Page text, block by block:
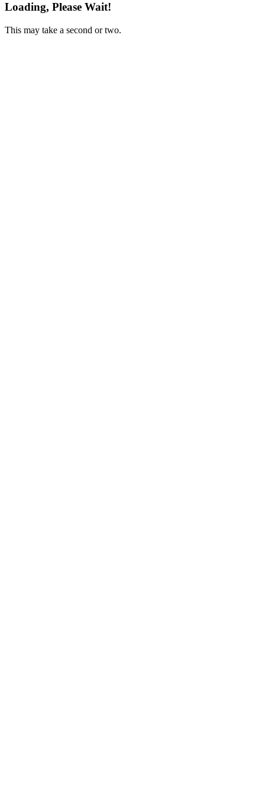
Loading, Please Wait!
This may take a second or two.